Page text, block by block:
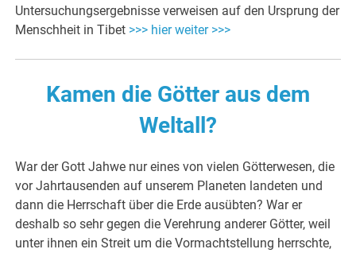
Untersuchungsergebnisse verweisen auf den Ursprung der
Menschheit in Tibet >>> hier weiter >>>
Kamen die Götter aus dem
Weltall?
War der Gott Jahwe nur eines von vielen Götterwesen, die
vor Jahrtausenden auf unserem Planeten landeten und
dann die Herrschaft über die Erde ausübten? War er
deshalb so sehr gegen die Verehrung anderer Götter, weil
unter ihnen ein Streit um die Vormachtstellung herrschte,